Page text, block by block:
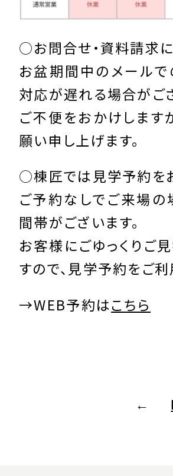
○お問合せ・資料請求
お盆期間中のメール
対応が遅れる場合がご
ご不便をおかけします
願い申し上げます。
○棟匠では見学予約を
ご予約なしでご来場
間帯がございます。
お客様にごゆっくりご
すので、見学予約をご利
→WEB予約はこちら